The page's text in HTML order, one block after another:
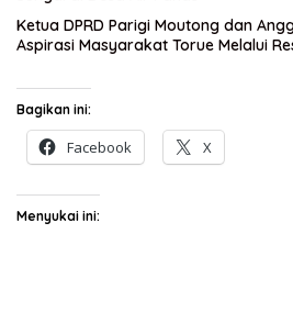
Ketua DPRD Parigi Moutong dan
Aspirasi Masyarakat Torue Melalui
Bagikan ini:
Facebook X
Menyukai ini: